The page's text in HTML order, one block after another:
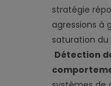
stratégie
agressions à
saturation du
Détection